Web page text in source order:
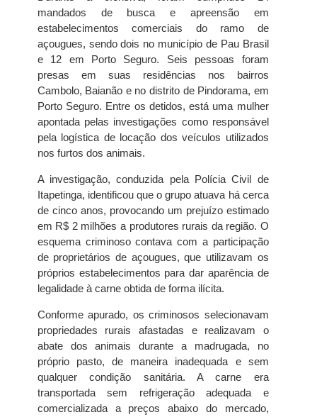
mandados de busca e apreensão em
estabelecimentos comerciais do ramo de
açougues, sendo dois no município de Pau Brasil
e 12 em Porto Seguro. Seis pessoas foram
presas em suas residências nos bairros
Cambolo, Baianão e no distrito de Pindorama, em
Porto Seguro. Entre os detidos, está uma mulher
apontada pelas investigações como responsável
pela logística de locação dos veículos utilizados
nos furtos dos animais.
A investigação, conduzida pela Polícia Civil de
Itapetinga, identificou que o grupo atuava há cerca
de cinco anos, provocando um prejuízo estimado
em R$ 2 milhões a produtores rurais da região. O
esquema criminoso contava com a participação
de proprietários de açougues, que utilizavam os
próprios estabelecimentos para dar aparência de
legalidade à carne obtida de forma ilícita.
Conforme apurado, os criminosos selecionavam
propriedades rurais afastadas e realizavam o
abate dos animais durante a madrugada, no
próprio pasto, de maneira inadequada e sem
qualquer condição sanitária. A carne era
transportada sem refrigeração adequada e
comercializada a preços abaixo do mercado,